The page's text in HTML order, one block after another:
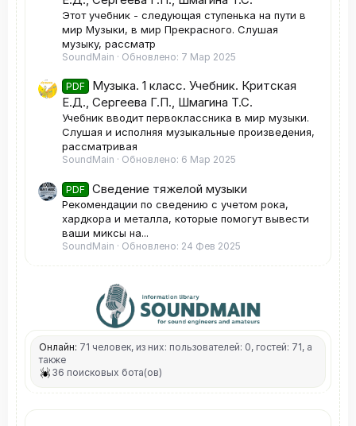
Этот учебник - следующая ступенька на пути в
мир Музыки, в мир Прекрасного. Слушая
музыку, рассматр
SoundMain Обновлено: 7 Мар 2025
PDF
Музыка. 1 класс. Учебник. Критская
Е.Д., Сергеева Г.П., Шмагина Т.С.
Учебник вводит первоклассника в мир музыки.
Слушая и исполняя музыкальные произведения,
рассматривая
SoundMain Обновлено: 6 Мар 2025
PDF Сведение тяжелой музыки
Рекомендации по сведению с учетом рока,
хардкора и металла, которые помогут вывести
ваши миксы на...
SoundMain Обновлено: 24 Фев 2025
Онлайн: 71 человек, из них: пользователей: 0, гостей: 71, а
также
36 поисковых бота(ов)